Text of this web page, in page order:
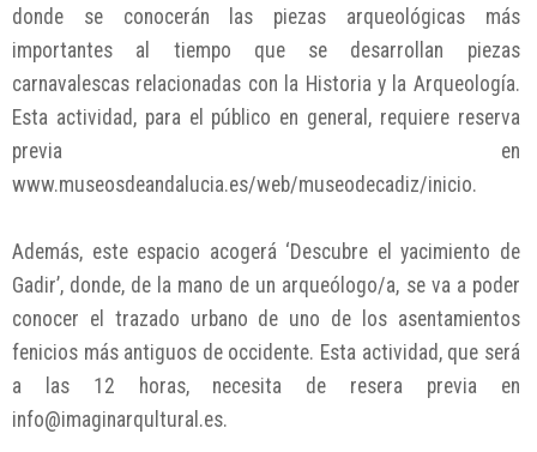
donde se conocerán las piezas arqueológicas más
importantes al tiempo que se desarrollan piezas
carnavalescas relacionadas con la Historia y la Arqueología.
Esta actividad, para el público en general, requiere reserva
previa en
www.museosdeandalucia.es/web/museodecadiz/inicio.
Además, este espacio acogerá ‘Descubre el yacimiento de
Gadir’, donde, de la mano de un arqueólogo/a, se va a poder
conocer el trazado urbano de uno de los asentamientos
fenicios más antiguos de occidente. Esta actividad, que será
a las 12 horas, necesita de resera previa en
info@imaginarqultural.es.